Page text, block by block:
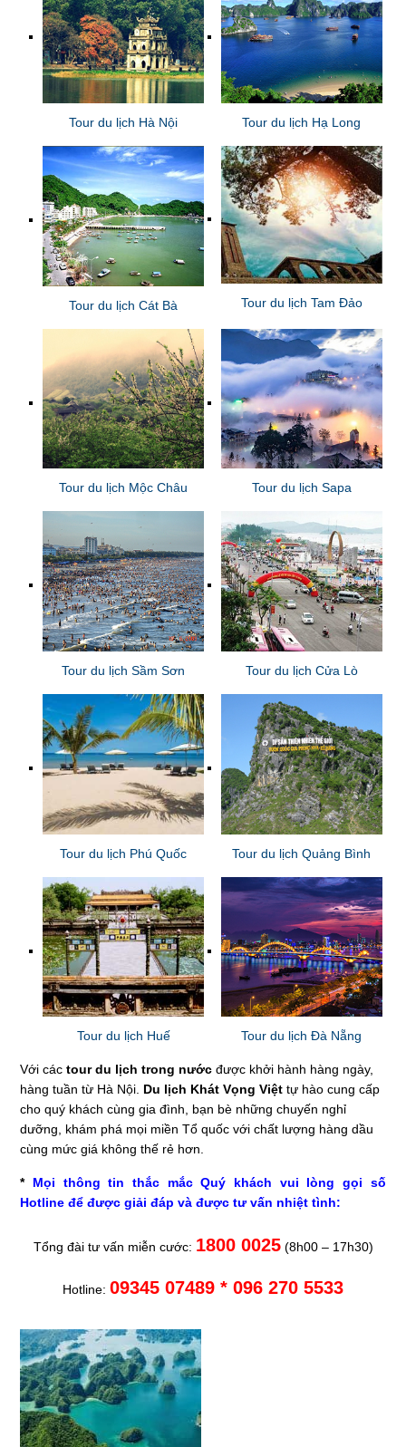
Tour du lịch Hà Nội Tour du lịch Hạ Long
Tour du lịch Cát Bà Tour du lịch Tam Đảo
Tour du lịch Mộc Châu Tour du lịch Sapa
Tour du lịch Sầm Sơn Tour du lịch Cửa Lò
Tour du lịch Phú Quốc Tour du lịch Quảng Bình
Tour du lịch Huế Tour du lịch Đà Nẵng
Với cáctour du lịch trong nước được khởi hành hàng ngày,
hàng tuần từ Hà Nội. Du lịch Khát Vọng Việt tự hào cung cấp
cho quý khách cùng gia đình, bạn bè những chuyến nghỉ
dưỡng, khám phá mọi miền Tổ quốc với chất lượng hàng dầu
cùng mức giá không thế rẻ hơn.
* Mọi thông tin thắc mắc Quý khách vui lòng gọi số
Hotline để được giải đáp và được tư vấn nhiệt tình:
Tổng đài tư vấn miễn cước: 1800 0025(8h00 – 17h30)
Hotline: 09345 07489 * 096 270 5533